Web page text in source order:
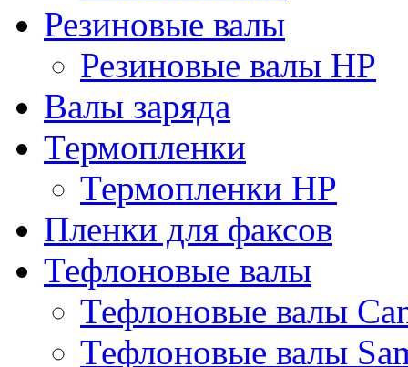
Резиновые валы
Резиновые валы HP
Валы заряда
Термопленки
Термопленки HP
Пленки для факсов
Тефлоновые валы
Тефлоновые валы
Тефлоновые валы